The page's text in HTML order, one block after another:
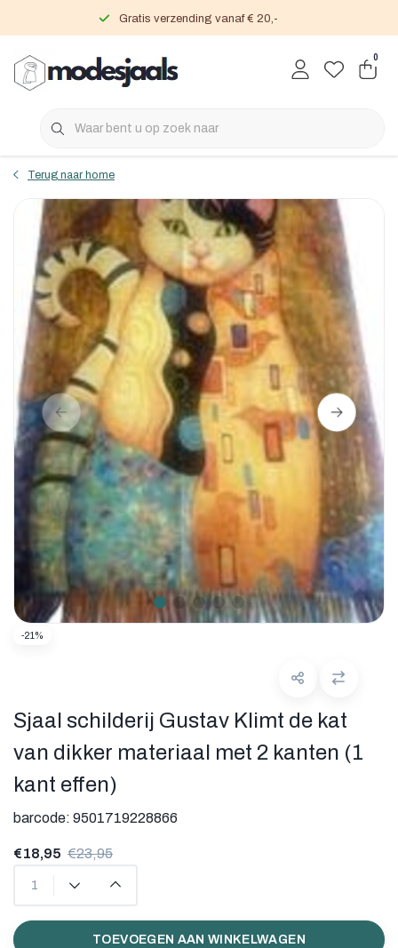
Gratis verzending vanaf € 20,-
0
Terug naar home
-21%
Sjaal schilderij Gustav Klimt de kat
van dikker materiaal met 2 kanten (1
kant effen)
barcode: 9501719228866
€18,95 €23,95
TOEVOEGEN AAN WINKELWAGEN